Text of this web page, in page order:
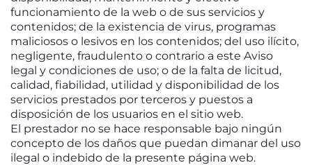
funcionamiento de la web o de sus servicios y
contenidos; de la existencia de virus, programas
maliciosos o lesivos en los contenidos; del uso ilícito,
negligente, fraudulento o contrario a este Aviso
legal y condiciones de uso; o de la falta de licitud,
calidad, fiabilidad, utilidad y disponibilidad de los
servicios prestados por terceros y puestos a
disposición de los usuarios en el sitio web.
El prestador no se hace responsable bajo ningún
concepto de los daños que puedan dimanar del uso
ilegal o indebido de la presente página web.